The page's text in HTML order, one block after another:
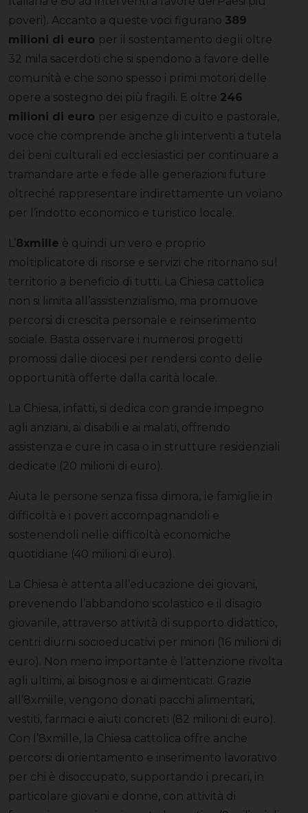
poveri). Accanto a queste voci figurano 389
milioni di euro per il sostentamento degli oltre
32 mila sacerdoti che si spendono a favore delle
comunità e che sono spesso i primi motori delle
opere a sostegno dei più fragili. E oltre 246
milioni di euro per esigenze di culto e pastorale,
voce che comprende anche gli interventi a tutela
dei beni culturali ed ecclesiastici per continuare a
tramandare arte e fede alle generazioni future
oltreché rappresentare indirettamente un volano
per l’indotto economico e turistico locale.
L’8xmille è quindi un vero e proprio
moltiplicatore di risorse e servizi che ritornano sul
territorio a beneficio di tutti. La Chiesa cattolica
non si limita all’assistenzialismo, ma promuove
percorsi di crescita personale e reinserimento
sociale. Basta osservare i numerosi progetti
promossi dalle diocesi per rendersi conto delle
opportunità offerte dalla carità locale.
La Chiesa, infatti, si dedica con grande impegno
agli anziani, ai disabili e ai malati, offrendo
assistenza e cure in casa o in strutture residenziali
dedicate (20 milioni di euro).
Aiuta le persone senza fissa dimora, le famiglie in
difficoltà e i poveri accompagnandoli e
sostenendoli nelle difficoltà economiche
quotidiane (40 milioni di euro).
La Chiesa è attenta all’educazione dei giovani,
prevenendo l’abbandono scolastico e il disagio
giovanile, attraverso attività di supporto didattico,
centri diurni socioeducativi per minori (16 milioni di
euro). Non meno importante è l’attenzione rivolta
agli ultimi, ai bisognosi e ai dimenticati. Grazie
all’8xmille, vengono donati pacchi alimentari,
vestiti, farmaci e aiuti concreti (82 milioni di euro).
Con l’8xmille, la Chiesa cattolica offre anche
percorsi di orientamento e inserimento lavorativo
per chi è disoccupato, supportando i precari, in
particolare giovani e donne, con attività di